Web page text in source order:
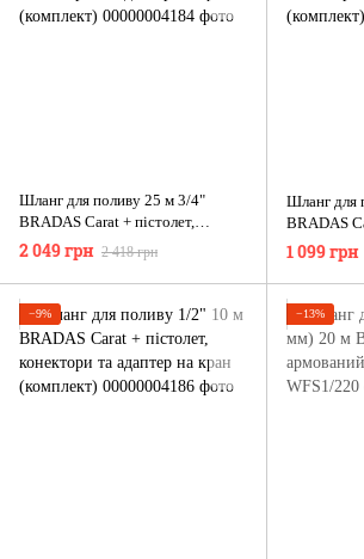
Шланг для поливу 25 м 3/4"
BRADAS Carat + пістолет,
конектори та адаптер на кран
(комплект)
2 049 грн 2 418 грн
Шланг для
BRADAS
конектори
(комплект)
1 099 грн
−9% −13%